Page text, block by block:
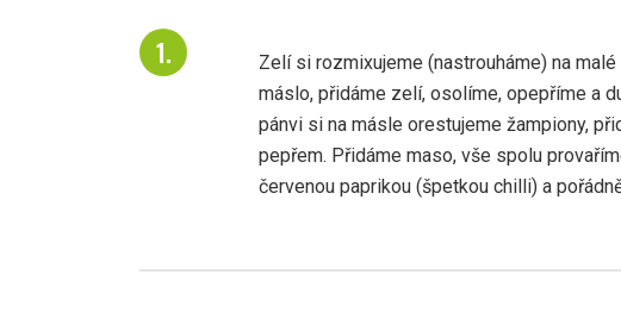
Zelí si rozmixujeme (nastrouháme) na
máslo, přidáme zelí, osolíme, opepříme a
pánvi si na másle orestujeme žampiony,
pepřem. Přidáme maso, vše spolu
červenou paprikou (špetkou chilli) a